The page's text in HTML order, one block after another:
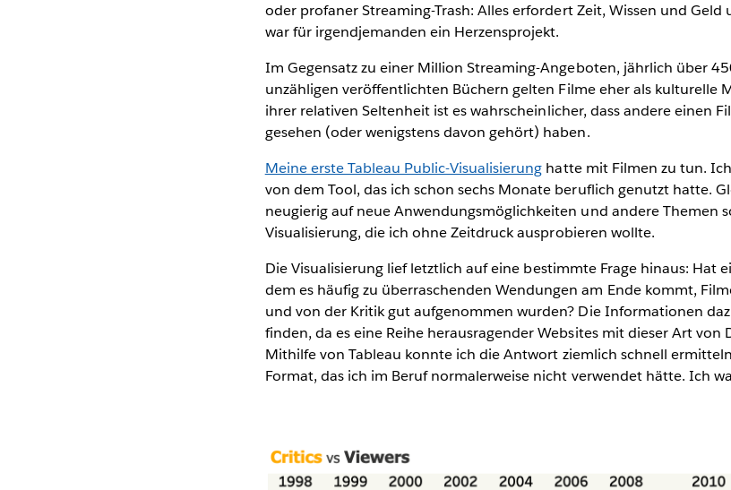
oder profaner Streaming-Trash: Alles erfordert Zeit, Wissen und
war für irgendjemanden ein Herzensprojekt.
Im Gegensatz zu einer Million Streaming-Angeboten, jährlich über
unzähligen veröffentlichten Büchern gelten Filme eher als kulturelle
ihrer relativen Seltenheit ist es wahrscheinlicher, dass andere einen
gesehen (oder wenigstens davon gehört) haben.
Meine erste Tableau Public-Visualisierung hatte mit Filmen zu tun.
von dem Tool, das ich schon sechs Monate beruflich genutzt hatte.
neugierig auf neue Anwendungsmöglichkeiten und andere Themen
Visualisierung, die ich ohne Zeitdruck ausprobieren wollte.
Die Visualisierung lief letztlich auf eine bestimmte Frage hinaus: Hat
dem es häufig zu überraschenden Wendungen am Ende kommt,
und von der Kritik gut aufgenommen wurden? Die Informationen
finden, da es eine Reihe herausragender Websites mit dieser Art von
Mithilfe von Tableau konnte ich die Antwort ziemlich schnell
Format, das ich im Beruf normalerweise nicht verwendet hätte. Ich